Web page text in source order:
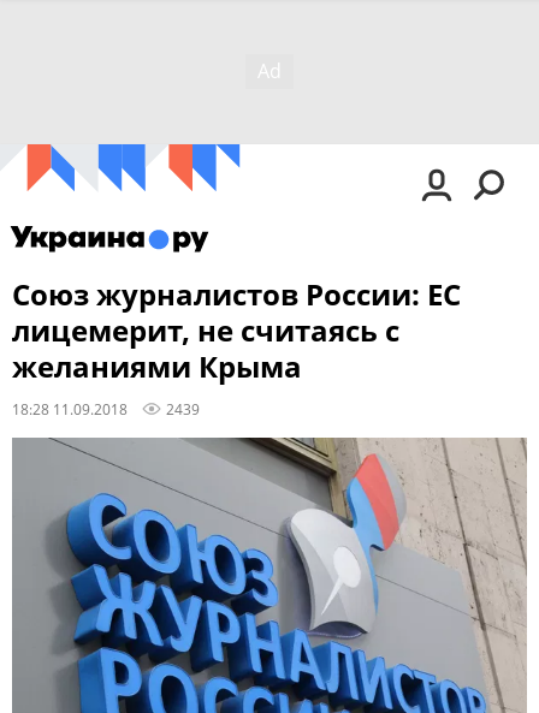
Союз журналистов России: ЕС
лицемерит, не считаясь с
желаниями Крыма
18:28 11.09.2018 2439